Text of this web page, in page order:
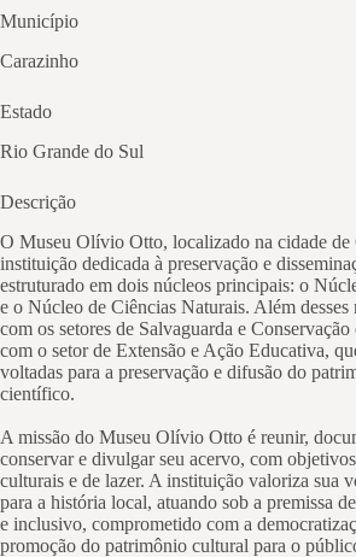
Município
Carazinho
Estado
Rio Grande do Sul
Descrição
O Museu Olívio Otto, localizado na cidade de
instituição dedicada à preservação e
estruturado em dois núcleos principais: o
e o Núcleo de Ciências Naturais. Além desses
com os setores de Salvaguarda e
com o setor de Extensão e Ação Educativa,
voltadas para a preservação e difusão do
científico.
A missão do Museu Olívio Otto é reunir,
conservar e divulgar seu acervo, com
culturais e de lazer. A instituição valoriza sua
para a história local, atuando sob a premissa
e inclusivo, comprometido com a
promoção do patrimônio cultural para o